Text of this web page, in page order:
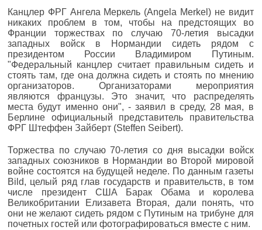
Канцлер ФРГ Ангела Меркель (Angela Merkel) не видит
никаких проблем в том, чтобы на предстоящих во
Франции торжествах по случаю 70-летия высадки
западных войск в Нормандии сидеть рядом с
президентом России Владимиром Путиным.
"Федеральный канцлер считает правильным сидеть и
стоять там, где она должна сидеть и стоять по мнению
организаторов. Организаторами мероприятия
являются французы. Это значит, что распределять
места будут именно они", - заявил в среду, 28 мая, в
Берлине официальный представитель правительства
ФРГ Штеффен Зайберт (Steffen Seibert).
Торжества по случаю 70-летия со дня высадки войск
западных союзников в Нормандии во Второй мировой
войне состоятся на будущей неделе. По данным газеты
Bild, целый ряд глав государств и правительств, в том
числе президент США Барак Обама и королева
Великобритании Елизавета Вторая, дали понять, что
они не желают сидеть рядом с Путиным на трибуне для
почетных гостей или фотографироваться вместе с ним.